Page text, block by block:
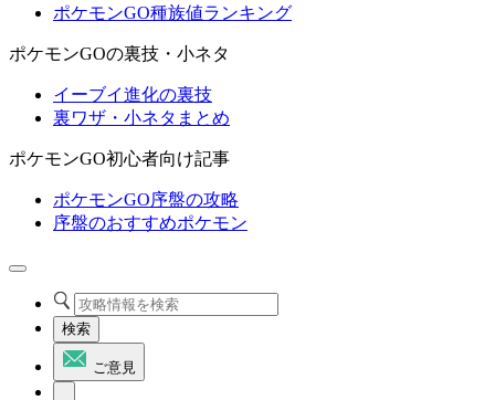
ポケモンGO種族値ランキング
ポケモンGOの裏技・小ネタ
イーブイ進化の裏技
裏ワザ・小ネタまとめ
ポケモンGO初心者向け記事
ポケモンGO序盤の攻略
序盤のおすすめポケモン
検索
ご意見